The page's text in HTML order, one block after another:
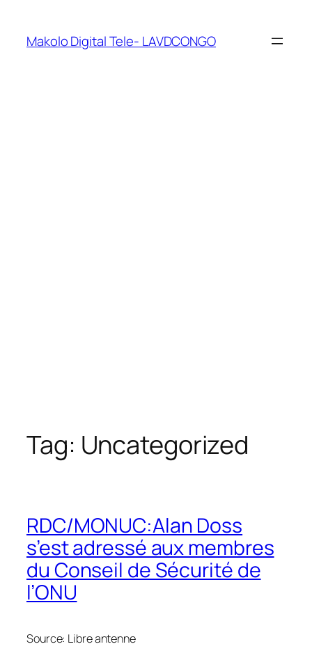
Makolo Digital Tele- LAVDCONGO
Tag: Uncategorized
RDC/MONUC:Alan Doss
s’est adressé aux membres
du Conseil de Sécurité de
l’ONU
Source: Libre antenne